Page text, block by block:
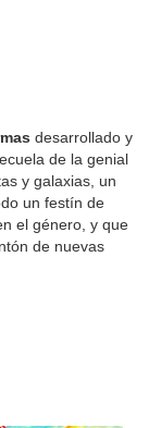
desarrollado y
de la genial
y galaxias, un
un festín de
el género, y que
de nuevas